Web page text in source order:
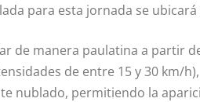
para esta jornada se
de manera paulatina a partir
de entre 15 y 30 km/
nublado, permitiendo la